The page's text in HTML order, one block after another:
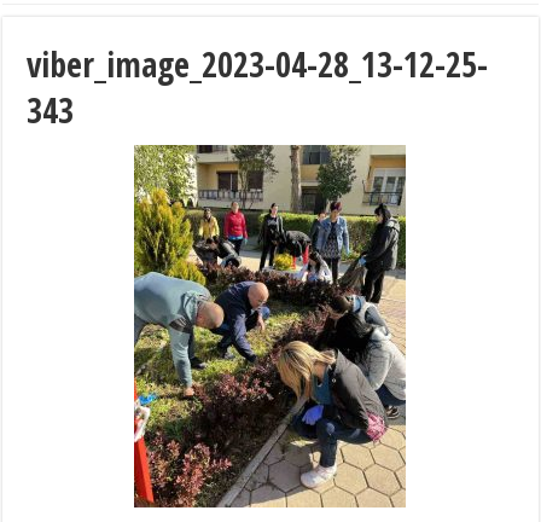
viber_image_2023-04-28_13-12-25-
343